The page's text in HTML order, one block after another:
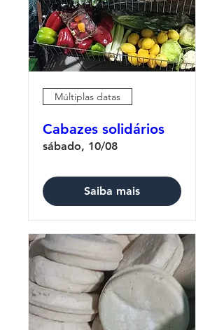
Múltiplas datas
Cabazes solidários
sábado, 10/08
Saiba mais